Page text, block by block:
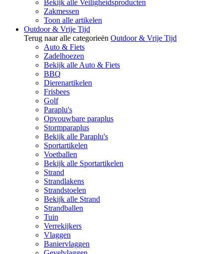
Bekijk alle Veiligheidsproducten
Zakmessen
Toon alle artikelen
Outdoor & Vrije Tijd
Terug naar alle categorieën Outdoor & Vrije Tijd
Auto & Fiets
Zadelhoezen
Bekijk alle Auto & Fiets
BBQ
Dierenartikelen
Frisbees
Golf
Paraplu's
Opvouwbare paraplus
Stormparaplus
Bekijk alle Paraplu's
Sportartikelen
Voetballen
Bekijk alle Sportartikelen
Strand
Strandlakens
Strandstoelen
Bekijk alle Strand
Strandballen
Tuin
Verrekijkers
Vlaggen
Baniervlaggen